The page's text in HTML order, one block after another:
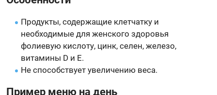
Продукты, содержащие клетчатку и
необходимые для женского здоровья
фолиевую кислоту, цинк, селен, железо,
витамины D и E.
Не способствует увеличению веса.
Пример меню на день